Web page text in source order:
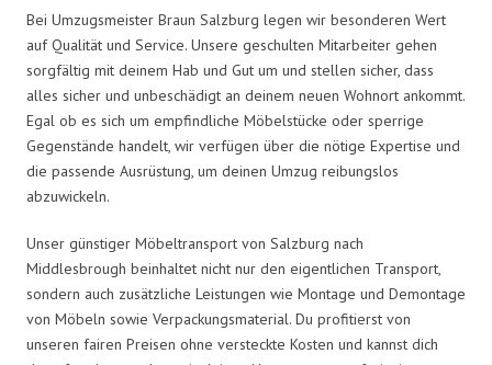
Bei Umzugsmeister Braun Salzburg legen wir besonderen Wert
auf Qualität und Service. Unsere geschulten Mitarbeiter gehen
sorgfältig mit deinem Hab und Gut um und stellen sicher, dass
alles sicher und unbeschädigt an deinem neuen Wohnort ankommt.
Egal ob es sich um empfindliche Möbelstücke oder sperrige
Gegenstände handelt, wir verfügen über die nötige Expertise und
die passende Ausrüstung, um deinen Umzug reibungslos
abzuwickeln.
Unser günstiger Möbeltransport von Salzburg nach
Middlesbrough beinhaltet nicht nur den eigentlichen Transport,
sondern auch zusätzliche Leistungen wie Montage und Demontage
von Möbeln sowie Verpackungsmaterial. Du profitierst von
unseren fairen Preisen ohne versteckte Kosten und kannst dich